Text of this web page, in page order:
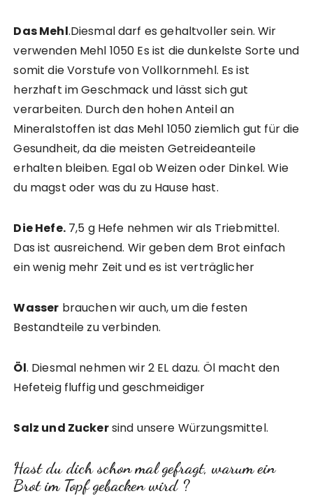
Das Mehl.Diesmal darf es gehaltvoller sein. Wir
verwenden Mehl 1050 Es ist die dunkelste Sorte und
somit die Vorstufe von Vollkornmehl. Es ist
herzhaft im Geschmack und lässt sich gut
verarbeiten. Durch den hohen Anteil an
Mineralstoffen ist das Mehl 1050 ziemlich gut für die
Gesundheit, da die meisten Getreideanteile
erhalten bleiben. Egal ob Weizen oder Dinkel. Wie
du magst oder was du zu Hause hast.
Die Hefe.7,5 g Hefe nehmen wir als Triebmittel.
Das ist ausreichend. Wir geben dem Brot einfach
ein wenig mehr Zeit und es ist verträglicher
Wasser brauchen wir auch, um die festen
Bestandteile zu verbinden.
Öl. Diesmal nehmen wir 2 EL dazu. Öl macht den
Hefeteig fluffig und geschmeidiger
Salz und Zuckersind unsere Würzungsmittel.
Hast du dich schon mal gefragt, warum ein
Brot im Topf gebacken wird ?